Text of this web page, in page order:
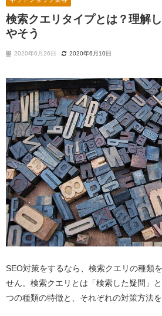
検索クエリタイプとは？理解
やそう
2020年6月26日 2020年6月10日
SEO対策をするなら、検索クエリの種類
せん。検索クエリとは「検索した疑問」
つの種類の特徴と、それぞれの対策方法を